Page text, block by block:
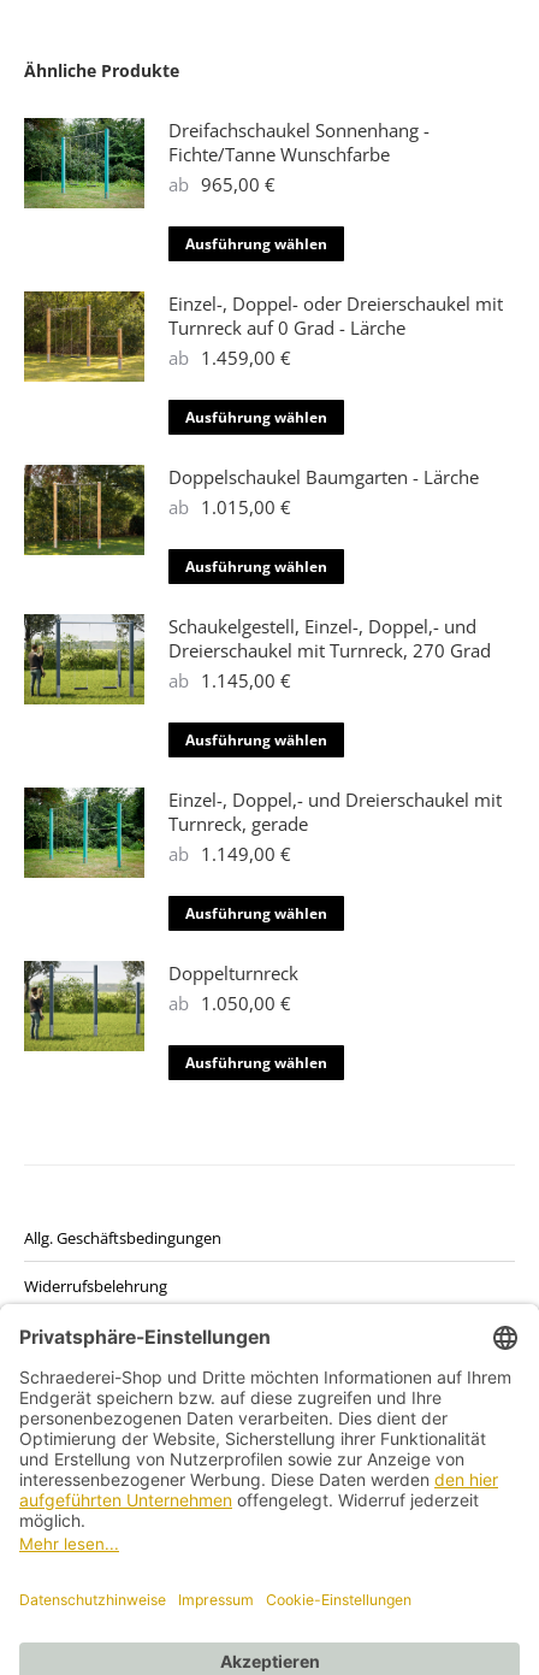
Ähnliche Produkte
Dreifachschaukel Sonnenhang -
Fichte/Tanne Wunschfarbe
ab 965,00 €
Ausführung wählen
Produkt
weist
mehrere
Optionen
können
Produktseite
gewählt
werden
Einzel-, Doppel- oder Dreierschaukel mit
Turnreck auf 0 Grad - Lärche
ab 1.459,00 €
Ausführung wählen
Produkt
weist
auf.
Die
Optionen
können
Produktseite
gewählt
werden
Doppelschaukel Baumgarten - Lärche
ab 1.015,00 €
Ausführung wählen
Produkt
weist
mehrere
Optionen
können
werden
Schaukelgestell, Einzel-, Doppel,- und
Dreierschaukel mit Turnreck, 270 Grad
ab 1.145,00 €
Ausführung wählen
Produkt
weist
Optionen
Produktseite
gewählt
Einzel-, Doppel,- und Dreierschaukel mit
Turnreck, gerade
ab 1.149,00 €
Ausführung wählen
Produkt
auf.
Die
gewählt
Doppelturnreck
ab 1.050,00 €
Ausführung wählen
Produkt
Optionen
Produktseite
gewählt
werden
Allg. Geschäftsbedingungen
Widerrufsbelehrung
Datenschutzerklärung
Kontakt
Impressum
Vertrag widerrufen